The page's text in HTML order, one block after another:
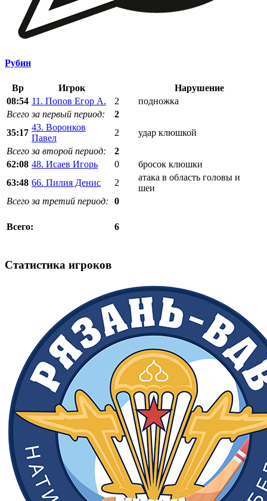
Рубин
Вр Игрок
Нарушение
08:54 11. Попов Егор А. 2
подножка
Всего за первый период:
2
35:17
43. Воронков
Павел
2
удар клюшкой
Всего за второй период:
2
62:08 48. Исаев Игорь 0
бросок клюшки
63:48 66. Пилия Денис 2
атака в область головы и
шеи
Всего за третий период:
0
Всего: 6
Статистика игроков